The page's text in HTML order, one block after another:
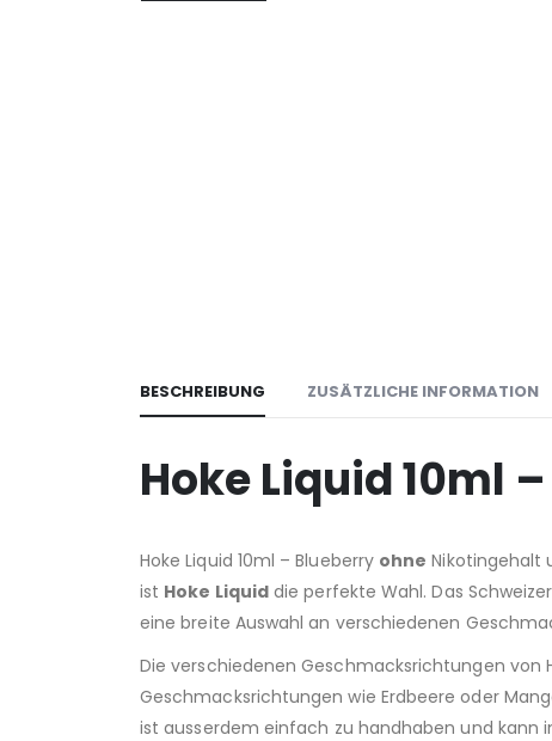
BESCHREIBUNG ZUSÄTZLICHE INFORMATION
Hoke Liquid 10ml
Hoke Liquid 10ml – Blueberry ohne Nikotingehalt
ist Hoke Liquid die perfekte Wahl. Das
eine breite Auswahl an verschiedenen
Die verschiedenen Geschmacksrichtungen von
Geschmacksrichtungen wie Erdbeere oder
ist ausserdem einfach zu handhaben und kann